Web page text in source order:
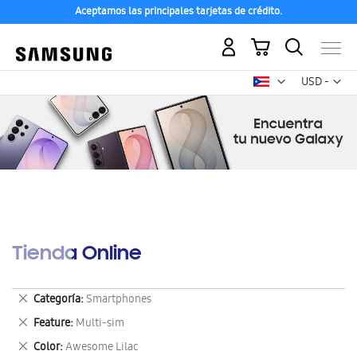
Aceptamos las principales tarjetas de crédito.
USD -
dólar
Mi carrito
Tienda Online
Categoría Smartphones
Eliminar
este
artículo
Feature Multi-sim
Eliminar
este
Color Awesome Lilac
Eliminar